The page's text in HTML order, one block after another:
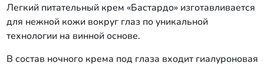
Легкий питательный крем «Бастардо» изготавливается
для нежной кожи вокруг глаз по уникальной
технологии на винной основе.
В состав ночного крема под глаза входит гиалуроновая